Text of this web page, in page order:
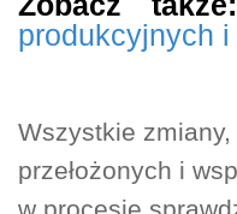
produkcyjnych i
Wszystkie
przełożonych i